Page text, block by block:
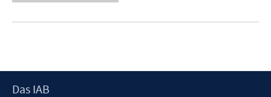
Footer
Das IAB